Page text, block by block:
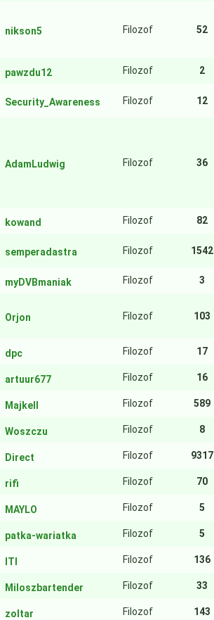
nikson5 Filozof 52
pawzdu12 Filozof 2
Security_Awareness Filozof 12
AdamLudwig Filozof 36
kowand Filozof 82
semperadastra Filozof 1542
myDVBmaniak Filozof 3
Orjon Filozof 103
dpc Filozof 17
artuur677 Filozof 16
Majkell Filozof 589
Woszczu Filozof 8
Direct Filozof 9317
rifi Filozof 70
MAYLO Filozof 5
patka-wariatka Filozof 5
ITI Filozof 136
Miloszbartender Filozof 33
zoltar Filozof 143